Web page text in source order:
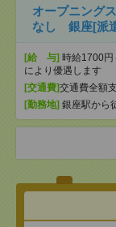
オープニング
なし 銀座[派
[給 与] 時給1700
により優遇します
[交通費]交通費全額
[勤務地] 銀座駅から